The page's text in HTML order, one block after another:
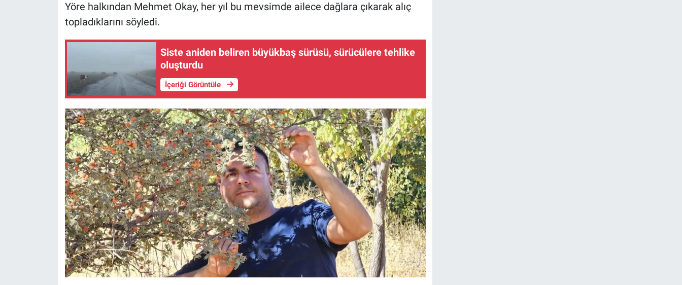
Yöre halkından Mehmet Okay, her yıl bu mevsimde ailece dağlara çıkarak alıç
topladıklarını söyledi.
Siste aniden beliren büyükbaş sürüsü, sürücülere tehlike
oluşturdu
İçeriği Görüntüle